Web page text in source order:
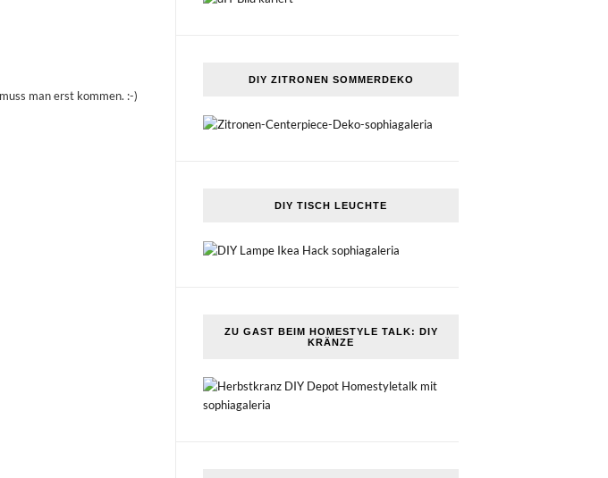
man erst kommen. :-)
DIY ZITRONEN SOMMERDEKO
DIY TISCH LEUCHTE
ZU GAST BEIM HOMESTYLE TALK: DIY
KRÄNZE